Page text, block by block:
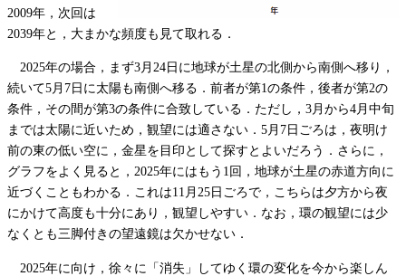
2009年，次回は
2039年と，大まかな頻度も見て取れる．
2025年の場合，まず3月24日に地球が土星の北側から南側へ移り，
続いて5月7日に太陽も南側へ移る．前者が第1の条件，後者が第2の
条件，その間が第3の条件に合致している．ただし，3月から4月中旬
までは太陽に近いため，観望には適さない．5月7日ごろは，夜明け
前の東の低い空に，金星を目印として探すとよいだろう．さらに，
グラフをよく見ると，2025年にはもう1回，地球が土星の赤道方向に
近づくこともわかる．これは11月25日ごろで，こちらは夕方から夜
にかけて高度も十分にあり，観望しやすい．なお，環の観望には少
なくとも三脚付きの望遠鏡は欠かせない．
2025年に向け，徐々に「消失」してゆく環の変化を今から楽しん